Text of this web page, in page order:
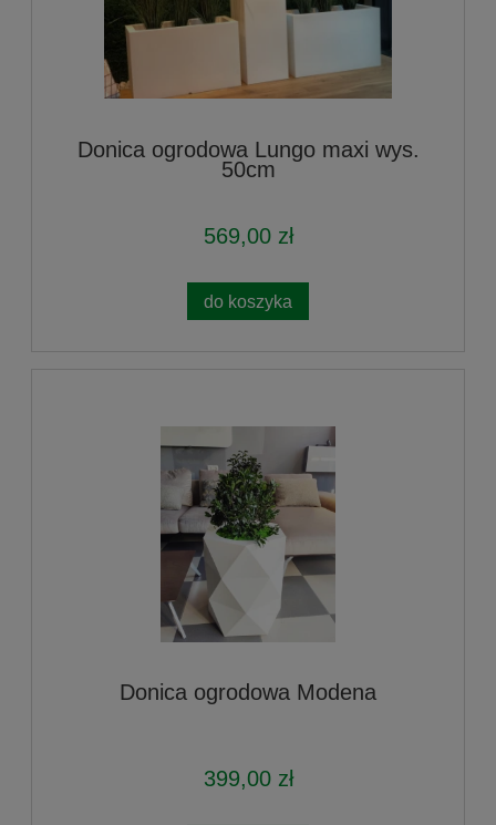
Donica ogrodowa Lungo maxi wys.
50cm
569,00 zł
do koszyka
Donica ogrodowa Modena
399,00 zł